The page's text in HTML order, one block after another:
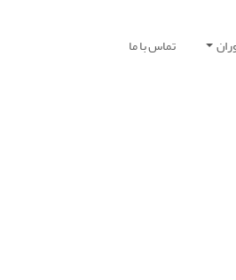
تماس با ما